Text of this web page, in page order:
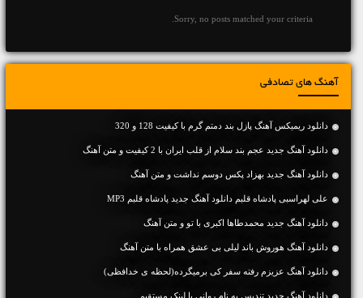
Sorry, no posts matched your criteria.
آهنگ های تصادفی
دانلود ریمیکس آهنگ پازل بند دمتم گرم با کیفیت 128 و 320
دانلود آهنگ جديد عجم بند سلام از قلب ایران با 2 کیفیت و متن آهنگ
دانلود آهنگ جديد بهزاد پکس دوسم نداشت و متن آهنگ
علی لهراسبی پادشاه قلبم دانلود آهنگ جدید پادشاه قلبم MP3
دانلود آهنگ جديد محمدطاها اکبری با تو و متن آهنگ
دانلود آهنگ هوروش باند لیلی بی عشق همراه با متن آهنگ
دانلود آهنگ عزیزم رفته سفر کی برمیگرده(لحظه ی خدافظی)
دانلود آهنگ جديد تندیس به نام روانی با لینک مستقیم